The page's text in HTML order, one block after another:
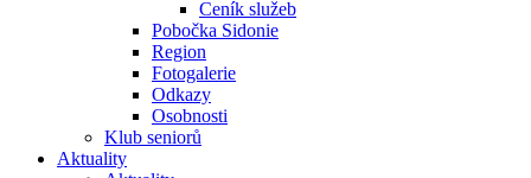
Ceník služeb
Pobočka Sidonie
Region
Fotogalerie
Odkazy
Osobnosti
Klub seniorů
Aktuality